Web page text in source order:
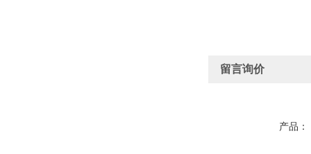
留言询价
产品：